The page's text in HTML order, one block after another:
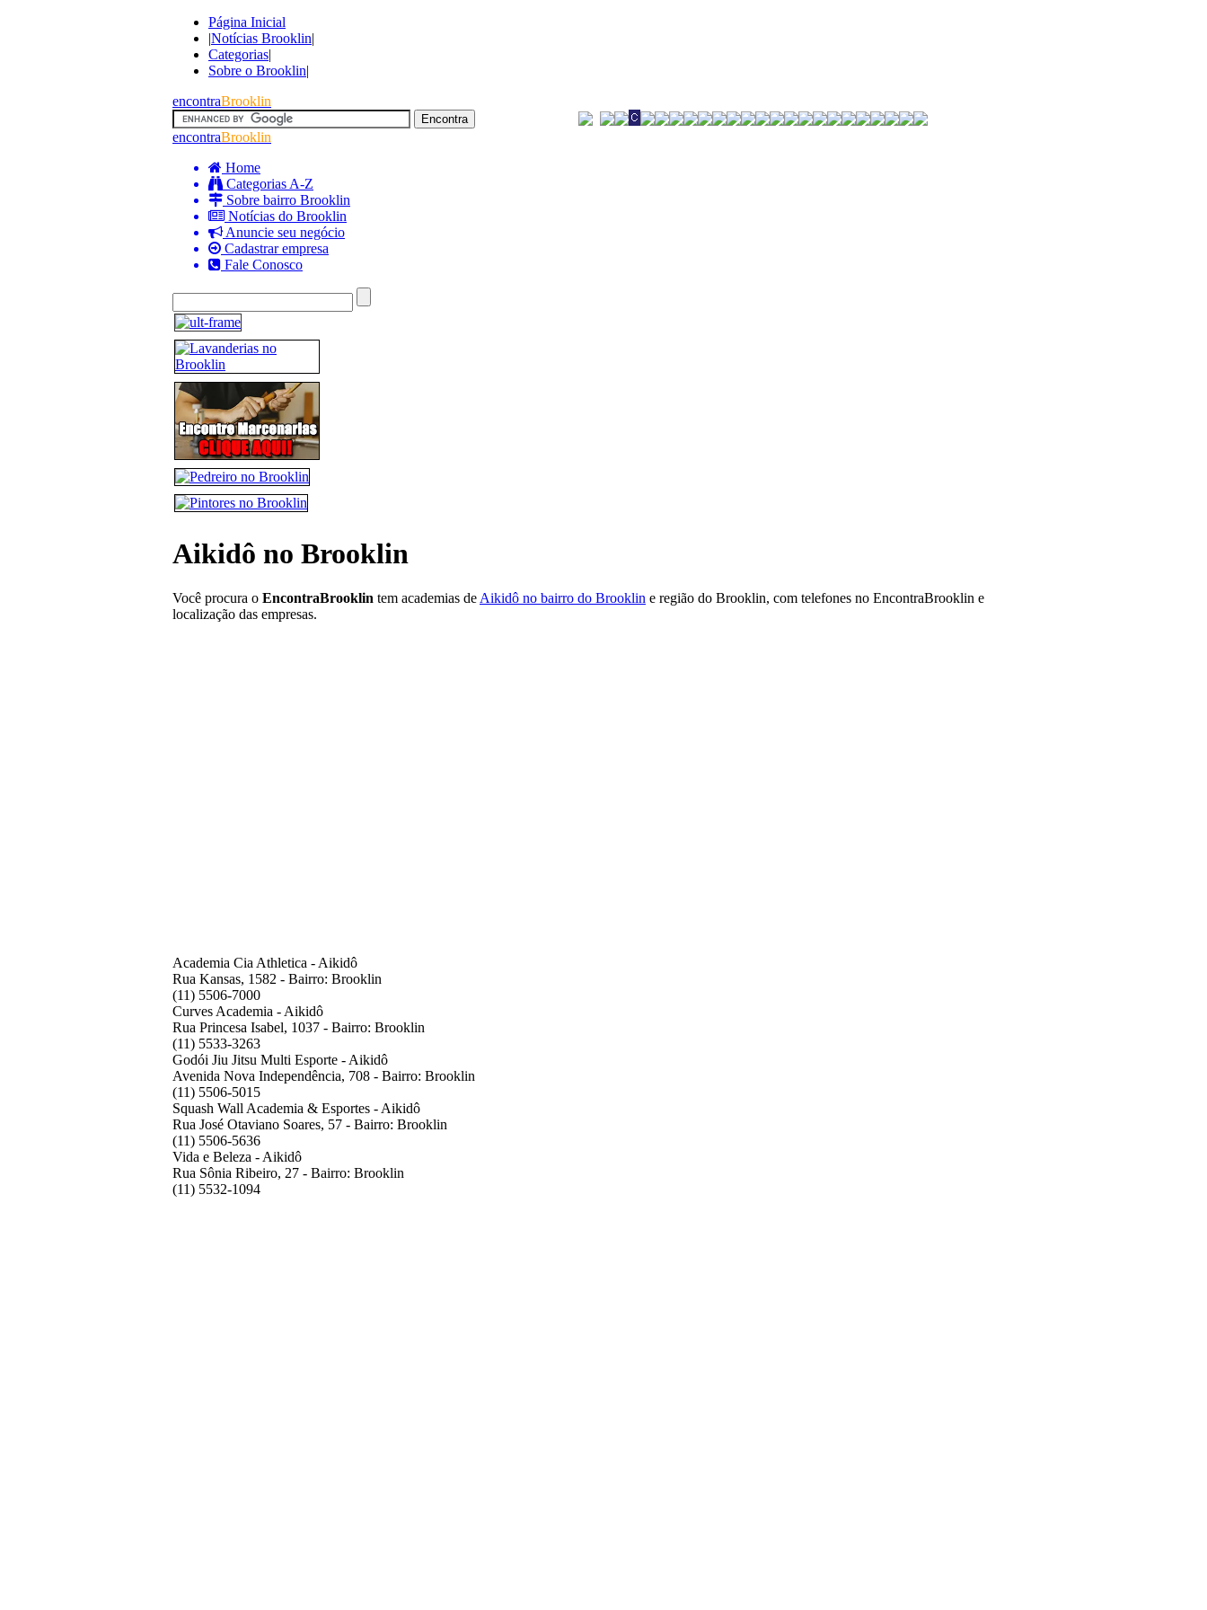
Página Inicial
|Notícias Brooklin|
Categorias|
Sobre o Brooklin|
encontraBrooklin
encontraBrooklin
Home
Categorias A-Z
Sobre bairro Brooklin
Notícias do Brooklin
Anuncie seu negócio
Cadastrar empresa
Fale Conosco
Aikidô no Brooklin
Você procura o EncontraBrooklin tem academias de Aikidô no bairro do Brooklin e região do Brooklin, com telefones no EncontraBrooklin e
localização das empresas.
Academia Cia Athletica - Aikidô
Rua Kansas, 1582 - Bairro: Brooklin
(11) 5506-7000
Curves Academia - Aikidô
Rua Princesa Isabel, 1037 - Bairro: Brooklin
(11) 5533-3263
Godói Jiu Jitsu Multi Esporte - Aikidô
Avenida Nova Independência, 708 - Bairro: Brooklin
(11) 5506-5015
Squash Wall Academia & Esportes - Aikidô
Rua José Otaviano Soares, 57 - Bairro: Brooklin
(11) 5506-5636
Vida e Beleza - Aikidô
Rua Sônia Ribeiro, 27 - Bairro: Brooklin
(11) 5532-1094